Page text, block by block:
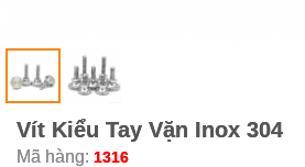
Vít Kiểu Tay Vặn Inox 304
Mã hàng: 1316